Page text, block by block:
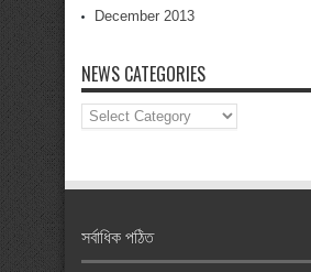
December 2013
NEWS CATEGORIES
News
Categories
সর্বাধিক পঠিত